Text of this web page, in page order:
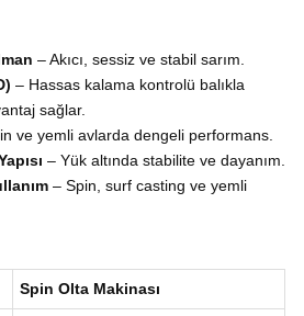
– Akıcı, sessiz ve stabil sarım.
– Hassas kalama kontrolü balıkla
sağlar.
ve yemli avlarda dengeli performans.
– Yük altında stabilite ve dayanım.
– Spin, surf casting ve yemli
Spin Olta Makinası